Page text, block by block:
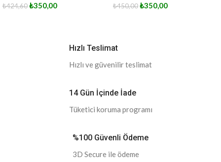
₺424,60₺350,00 ₺450,00₺350,00
Hızlı Teslimat
Hızlı ve güvenilir teslimat
14 Gün İçinde İade
Tüketici koruma programı
%100 Güvenli Ödeme
3D Secure ile ödeme